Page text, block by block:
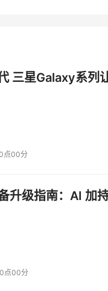
三星Galaxy系列
点00分
升级指南：AI 加
点00分